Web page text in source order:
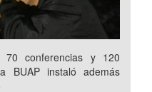
conferencias y 120
BUAP instaló además